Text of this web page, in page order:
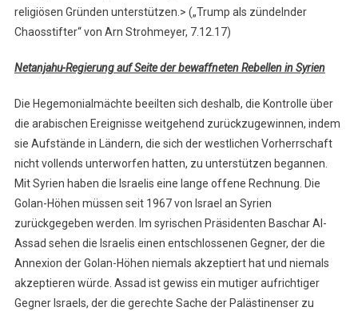
religiösen Gründen unterstützen.> („Trump als zündelnder
Chaosstifter“ von Arn Strohmeyer, 7.12.17)
Netanjahu-Regierung auf Seite der bewaffneten Rebellen in Syrien
Die Hegemonialmächte beeilten sich deshalb, die Kontrolle über
die arabischen Ereignisse weitgehend zurückzugewinnen, indem
sie Aufstände in Ländern, die sich der westlichen Vorherrschaft
nicht vollends unterworfen hatten, zu unterstützen begannen.
Mit Syrien haben die Israelis eine lange offene Rechnung. Die
Golan-Höhen müssen seit 1967 von Israel an Syrien
zurückgegeben werden. Im syrischen Präsidenten Baschar Al-
Assad sehen die Israelis einen entschlossenen Gegner, der die
Annexion der Golan-Höhen niemals akzeptiert hat und niemals
akzeptieren würde. Assad ist gewiss ein mutiger aufrichtiger
Gegner Israels, der die gerechte Sache der Palästinenser zu